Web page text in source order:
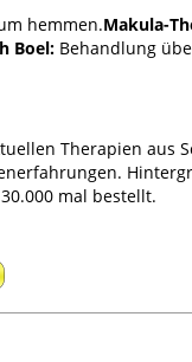
hemmen.Makula-
Boel: Behandlung
Therapien aus
mal bestellt.